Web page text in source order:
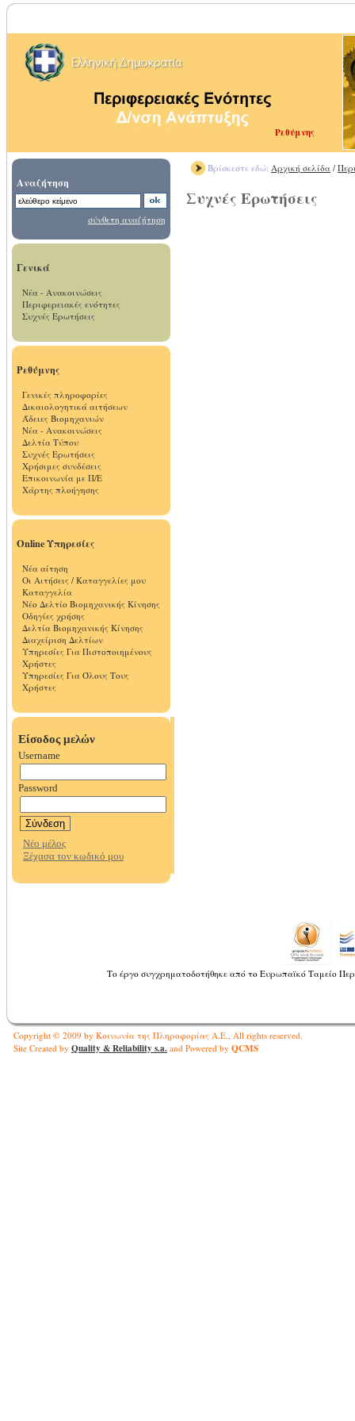
Ρεθύμνης
Αναζήτηση
σύνθετη αναζήτηση
Γενικά
Νέα - Ανακοινώσεις
Περιφερειακές ενότητες
Συχνές Ερωτήσεις
Ρεθύμνης
Γενικές πληροφορίες
Δικαιολογητικά αιτήσεων
Άδειες Βιομηχανιών
Νέα - Ανακοινώσεις
Δελτία Τύπου
Συχνές Ερωτήσεις
Χρήσιμες συνδέσεις
Επικοινωνία με Π/Ε
Χάρτης πλοήγησης
Online Υπηρεσίες
Νέα αίτηση
Οι Αιτήσεις / Καταγγελίες μου
Καταγγελία
Νέο Δελτίο Βιομηχανικής Κίνησης
Οδηγίες χρήσης
Δελτία Βιομηχανικής Κίνησης
Διαχείριση Δελτίων
Υπηρεσίες Για Πιστοποιημένους
Χρήστες
Υπηρεσίες Για Όλους Τους
Χρήστες
Βρίσκεστε εδώ: Αρχική σελίδα /
Συχνές Ερωτήσεις
Το έργο συγχρηματοδοτήθηκε από το Ευρωπαϊκό Ταμείο
Copyright © 2009 by Κοινωνία της Πληροφορίας Α.Ε., All rights reserved.
Site Created by Quality & Reliability s.a. and Powered by QCMS